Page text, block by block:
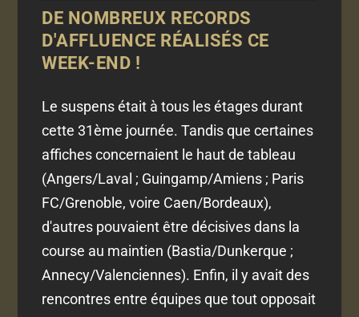
DE NOMBREUX RECORDS
D'AFFLUENCE RÉALISÉS CE
WEEK-END !
Le suspens était à tous les étages durant
cette 31ème journée. Tandis que certaines
affiches concernaient le haut de tableau
(Angers/Laval ; Guingamp/Amiens ; Paris
FC/Grenoble, voire Caen/Bordeaux),
d'autres pouvaient être décisives dans la
course au maintien (Bastia/Dunkerque ;
Annecy/Valenciennes). Enfin, il y avait des
rencontres entre équipes que tout opposait